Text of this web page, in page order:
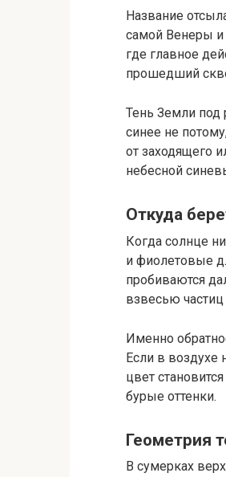
Название
самой Венеры и
где главное
прошедший
Тень Земли под
синее не
от заходящего
небесной
Откуда
Когда солнце
и фиолетовые
пробиваются
взвесью
Именно
Если в воздухе
цвет
бурые оттенки.
Геометрия
В сумерках